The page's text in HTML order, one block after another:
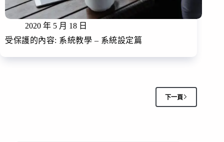
2020 年 5 月 18 日
受保護的內容: 系統教學 – 系統設定篇
下一頁